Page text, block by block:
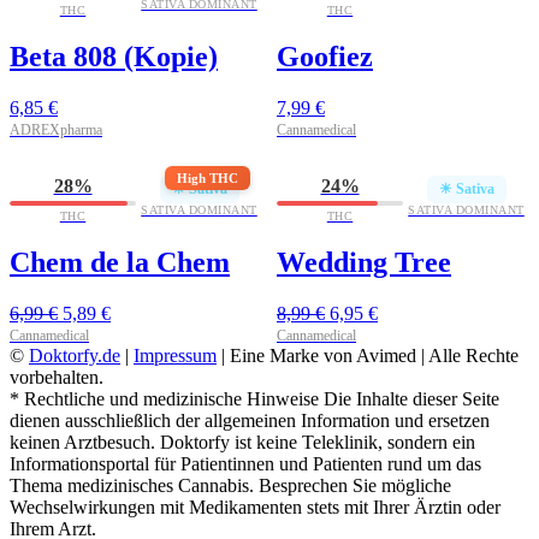
THC SATIVA DOMINANT
Beta 808 (Kopie)
6,85 €
ADREXpharma
THC
Goofiez
7,99 €
Cannamedical
High THC
28%
THC
☀ Sativa
SATIVA DOMINANT
Chem de la Chem
6,99€ Ursprünglicher
Preis
war:
6,99 €
5,89 €Aktueller
ist:
Cannamedical
24%
THC
☀ Sativa
SATIVA DOMINANT
Wedding Tree
8,99€ Ursprünglicher
Preis
war:
6,95 €Aktueller
ist:
Cannamedical
© Doktorfy.de | Impressum | Eine Marke von Avimed | Alle Rechte
vorbehalten.
* Rechtliche und medizinische Hinweise Die Inhalte dieser Seite
dienen ausschließlich der allgemeinen Information und ersetzen
keinen Arztbesuch. Doktorfy ist keine Teleklinik, sondern ein
Informationsportal für Patientinnen und Patienten rund um das
Thema medizinisches Cannabis. Besprechen Sie mögliche
Wechselwirkungen mit Medikamenten stets mit Ihrer Ärztin oder
Ihrem Arzt.